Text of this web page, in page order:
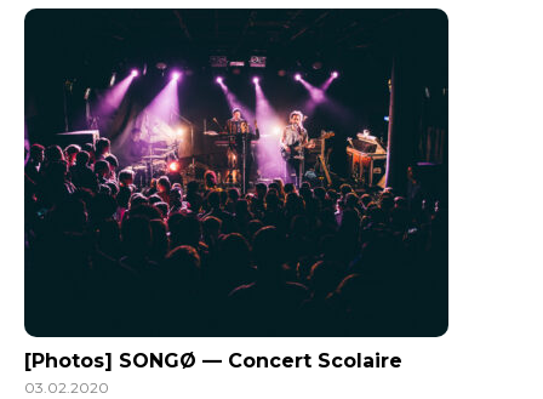
[Photos] SONGØ — Concert Scolaire
03.02.2020